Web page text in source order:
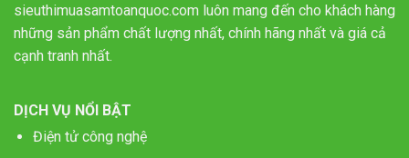
sieuthimuasamtoanquoc.com luôn mang đến cho khách hàng
những sản phẩm chất lượng nhất, chính hãng nhất và giá cả
cạnh tranh nhất.
DỊCH VỤ NỔI BẬT
Điện tử công nghệ